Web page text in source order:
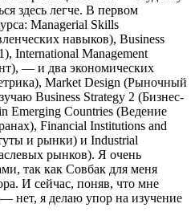
здесь легче. В первом
Managerial Skills
навыков), Business
International Management
— и два экономических
Market Design (Рыночный
Business Strategy 2 (Бизнес-
Emerging Countries (Ведение
Financial Institutions and
и рынки) и Industrial
рынков). Я очень
так как Совбак для меня
И сейчас, поняв, что мне
— нет, я делаю упор на изучение